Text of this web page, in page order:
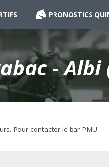
PRONOSTICS
- Albi
Pour contacter le bar PMU